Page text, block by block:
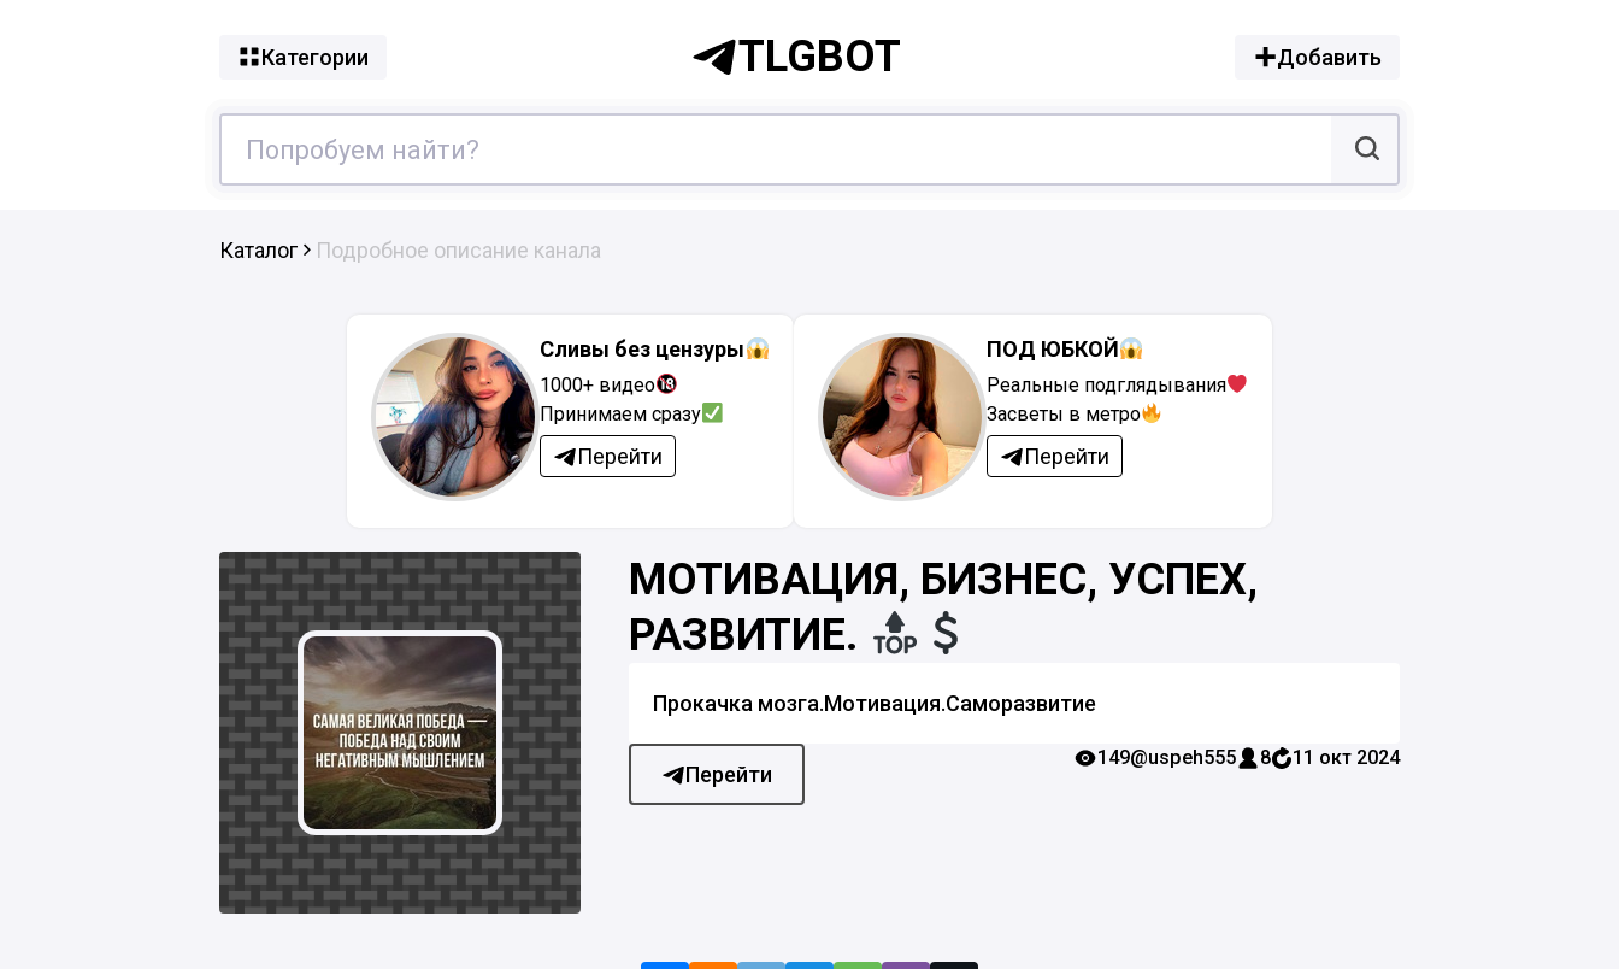
Категории TLGBOT Добавить
Каталог Подробное описание канала
Сливы без цензуры
1000+ видео
Принимаем сразу
Перейти
ПОД ЮБКОЙ
Реальные подглядывания
Засветы в метро
Перейти
МОТИВАЦИЯ, БИЗНЕС, УСПЕХ,
РАЗВИТИЕ.
Прокачка мозга.Мотивация.Саморазвитие
Перейти
149@uspeh555 8 11 окт 2024